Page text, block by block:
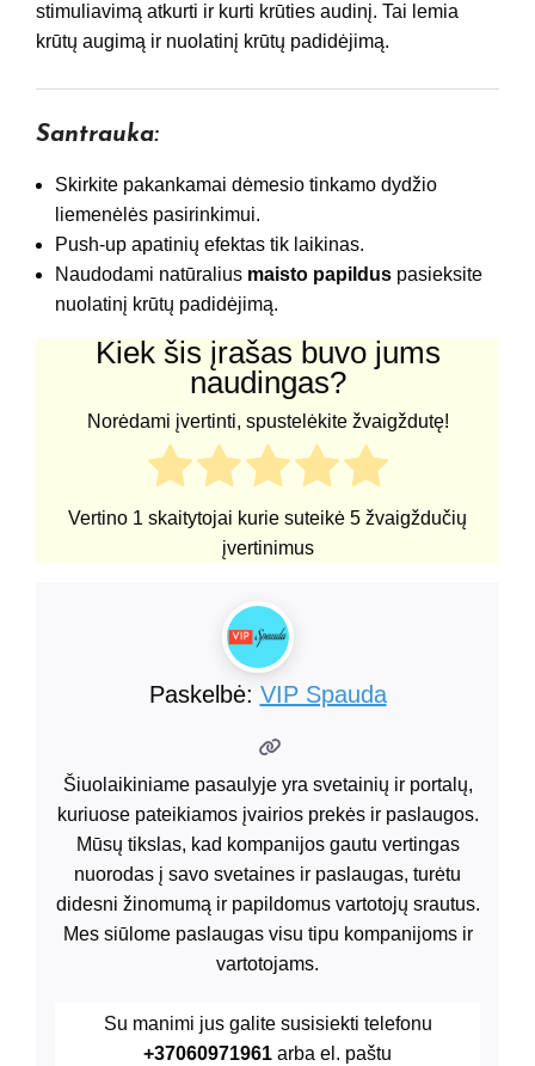
stimuliavimą atkurti ir kurti krūties audinį. Tai lemia
krūtų augimą ir nuolatinį krūtų padidėjimą.
Santrauka:
Skirkite pakankamai dėmesio tinkamo dydžio
liemenėlės pasirinkimui.
Push-up apatinių efektas tik laikinas.
Naudodami natūralius maisto papildus pasieksite
nuolatinį krūtų padidėjimą.
Kiek šis įrašas buvo jums
naudingas?
Norėdami įvertinti, spustelėkite žvaigždutę!
Vertino 1 skaitytojai kurie suteikė 5 žvaigždučių
įvertinimus
Paskelbė: VIP Spauda
Šiuolaikiniame pasaulyje yra svetainių ir portalų,
kuriuose pateikiamos įvairios prekės ir paslaugos.
Mūsų tikslas, kad kompanijos gautu vertingas
nuorodas į savo svetaines ir paslaugas, turėtu
didesni žinomumą ir papildomus vartotojų srautus.
Mes siūlome paslaugas visu tipu kompanijoms ir
vartotojams.
Su manimi jus galite susisiekti telefonu
+37060971961 arba el. paštu